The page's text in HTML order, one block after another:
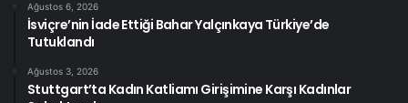
Ağustos 6, 2026
İsviçre’nin İade Ettiği Bahar Yalçınkaya Türkiye’de
Tutuklandı
Ağustos 3, 2026
Stuttgart’ta Kadın Katliamı Girişimine Karşı Kadınlar